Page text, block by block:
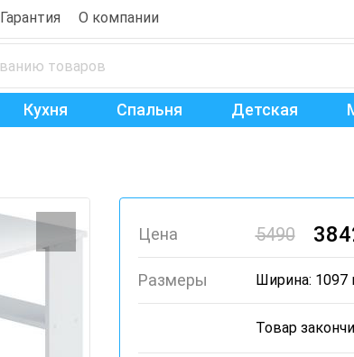
Гарантия О компании
Кухня Спальня Детская
Цена 5490
Размеры Ширина: 1097